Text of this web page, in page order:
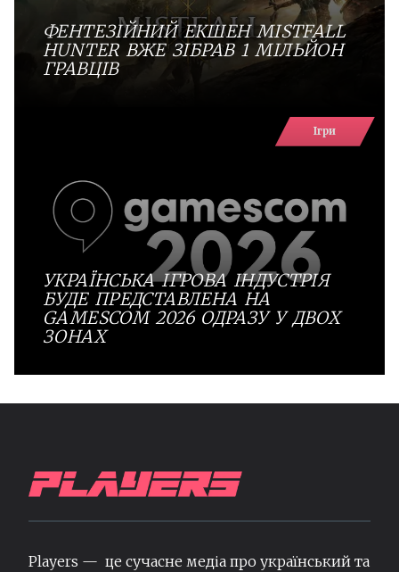
ФЕНТЕЗІЙНИЙ ЕКШЕН MISTFALL
HUNTER ВЖЕ ЗІБРАВ 1 МІЛЬЙОН
ГРАВЦІВ
Ігри
УКРАЇНСЬКА ІГРОВА ІНДУСТРІЯ
БУДЕ ПРЕДСТАВЛЕНА НА
GAMESCOM 2026 ОДРАЗУ У ДВОХ
ЗОНАХ
Players — це сучасне медіа про український та